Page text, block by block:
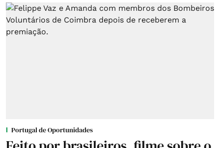
Portugal de Oportunidades